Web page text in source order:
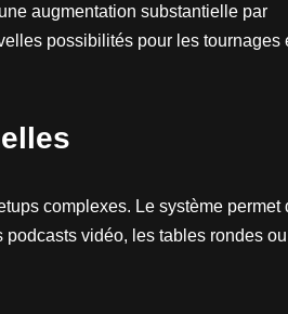
augmentation substantielle par
possibilités pour les tournages
complexes. Le système permet
podcasts vidéo, les tables rondes